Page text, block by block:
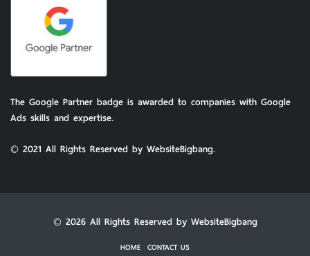
Ads skills and expertise.
© 2021 All Rights Reserved by WebsiteBigbang.
© 2026 All Rights Reserved by WebsiteBigbang